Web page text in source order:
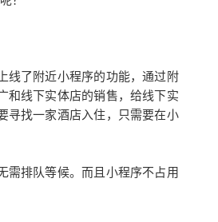
了附近小程序的功能，通过附
和线下实体店的销售，给线下实
寻找一家酒店入住，只需要在小
排队等候。而且小程序不占用